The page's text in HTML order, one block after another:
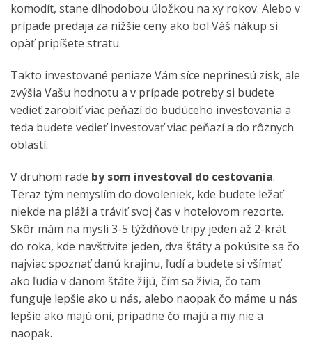
komodít, stane dlhodobou úložkou na xy rokov. Alebo v
prípade predaja za nižšie ceny ako bol Váš nákup si
opäť pripíšete stratu.
Takto investované peniaze Vám síce neprinesú zisk, ale
zvýšia Vašu hodnotu a v prípade potreby si budete
vedieť zarobiť viac peňazí do budúceho investovania a
teda budete vedieť investovať viac peňazí a do rôznych
oblastí.
V druhom rade by som investoval do cestovania.
Teraz tým nemyslím do dovoleniek, kde budete ležať
niekde na pláži a tráviť svoj čas v hotelovom rezorte.
Skôr mám na mysli 3-5 týždňové tripy jeden až 2-krát
do roka, kde navštívite jeden, dva štáty a pokúsite sa čo
najviac spoznať danú krajinu, ľudí a budete si všímať
ako ľudia v danom štáte žijú, čím sa živia, čo tam
funguje lepšie ako u nás, alebo naopak čo máme u nás
lepšie ako majú oni, pripadne čo majú a my nie a
naopak.